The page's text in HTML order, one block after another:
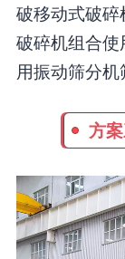
破移动式破
破碎机组合
用振动筛分机
方